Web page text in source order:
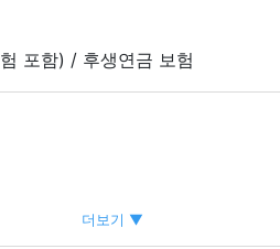
포함) / 후생연금 보험
더보기 ▼